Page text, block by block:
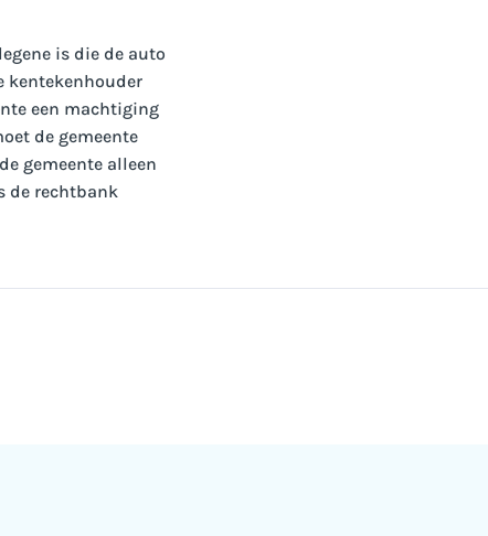
is die de auto
kentekenhouder
een machtiging
de gemeente
gemeente alleen
de rechtbank